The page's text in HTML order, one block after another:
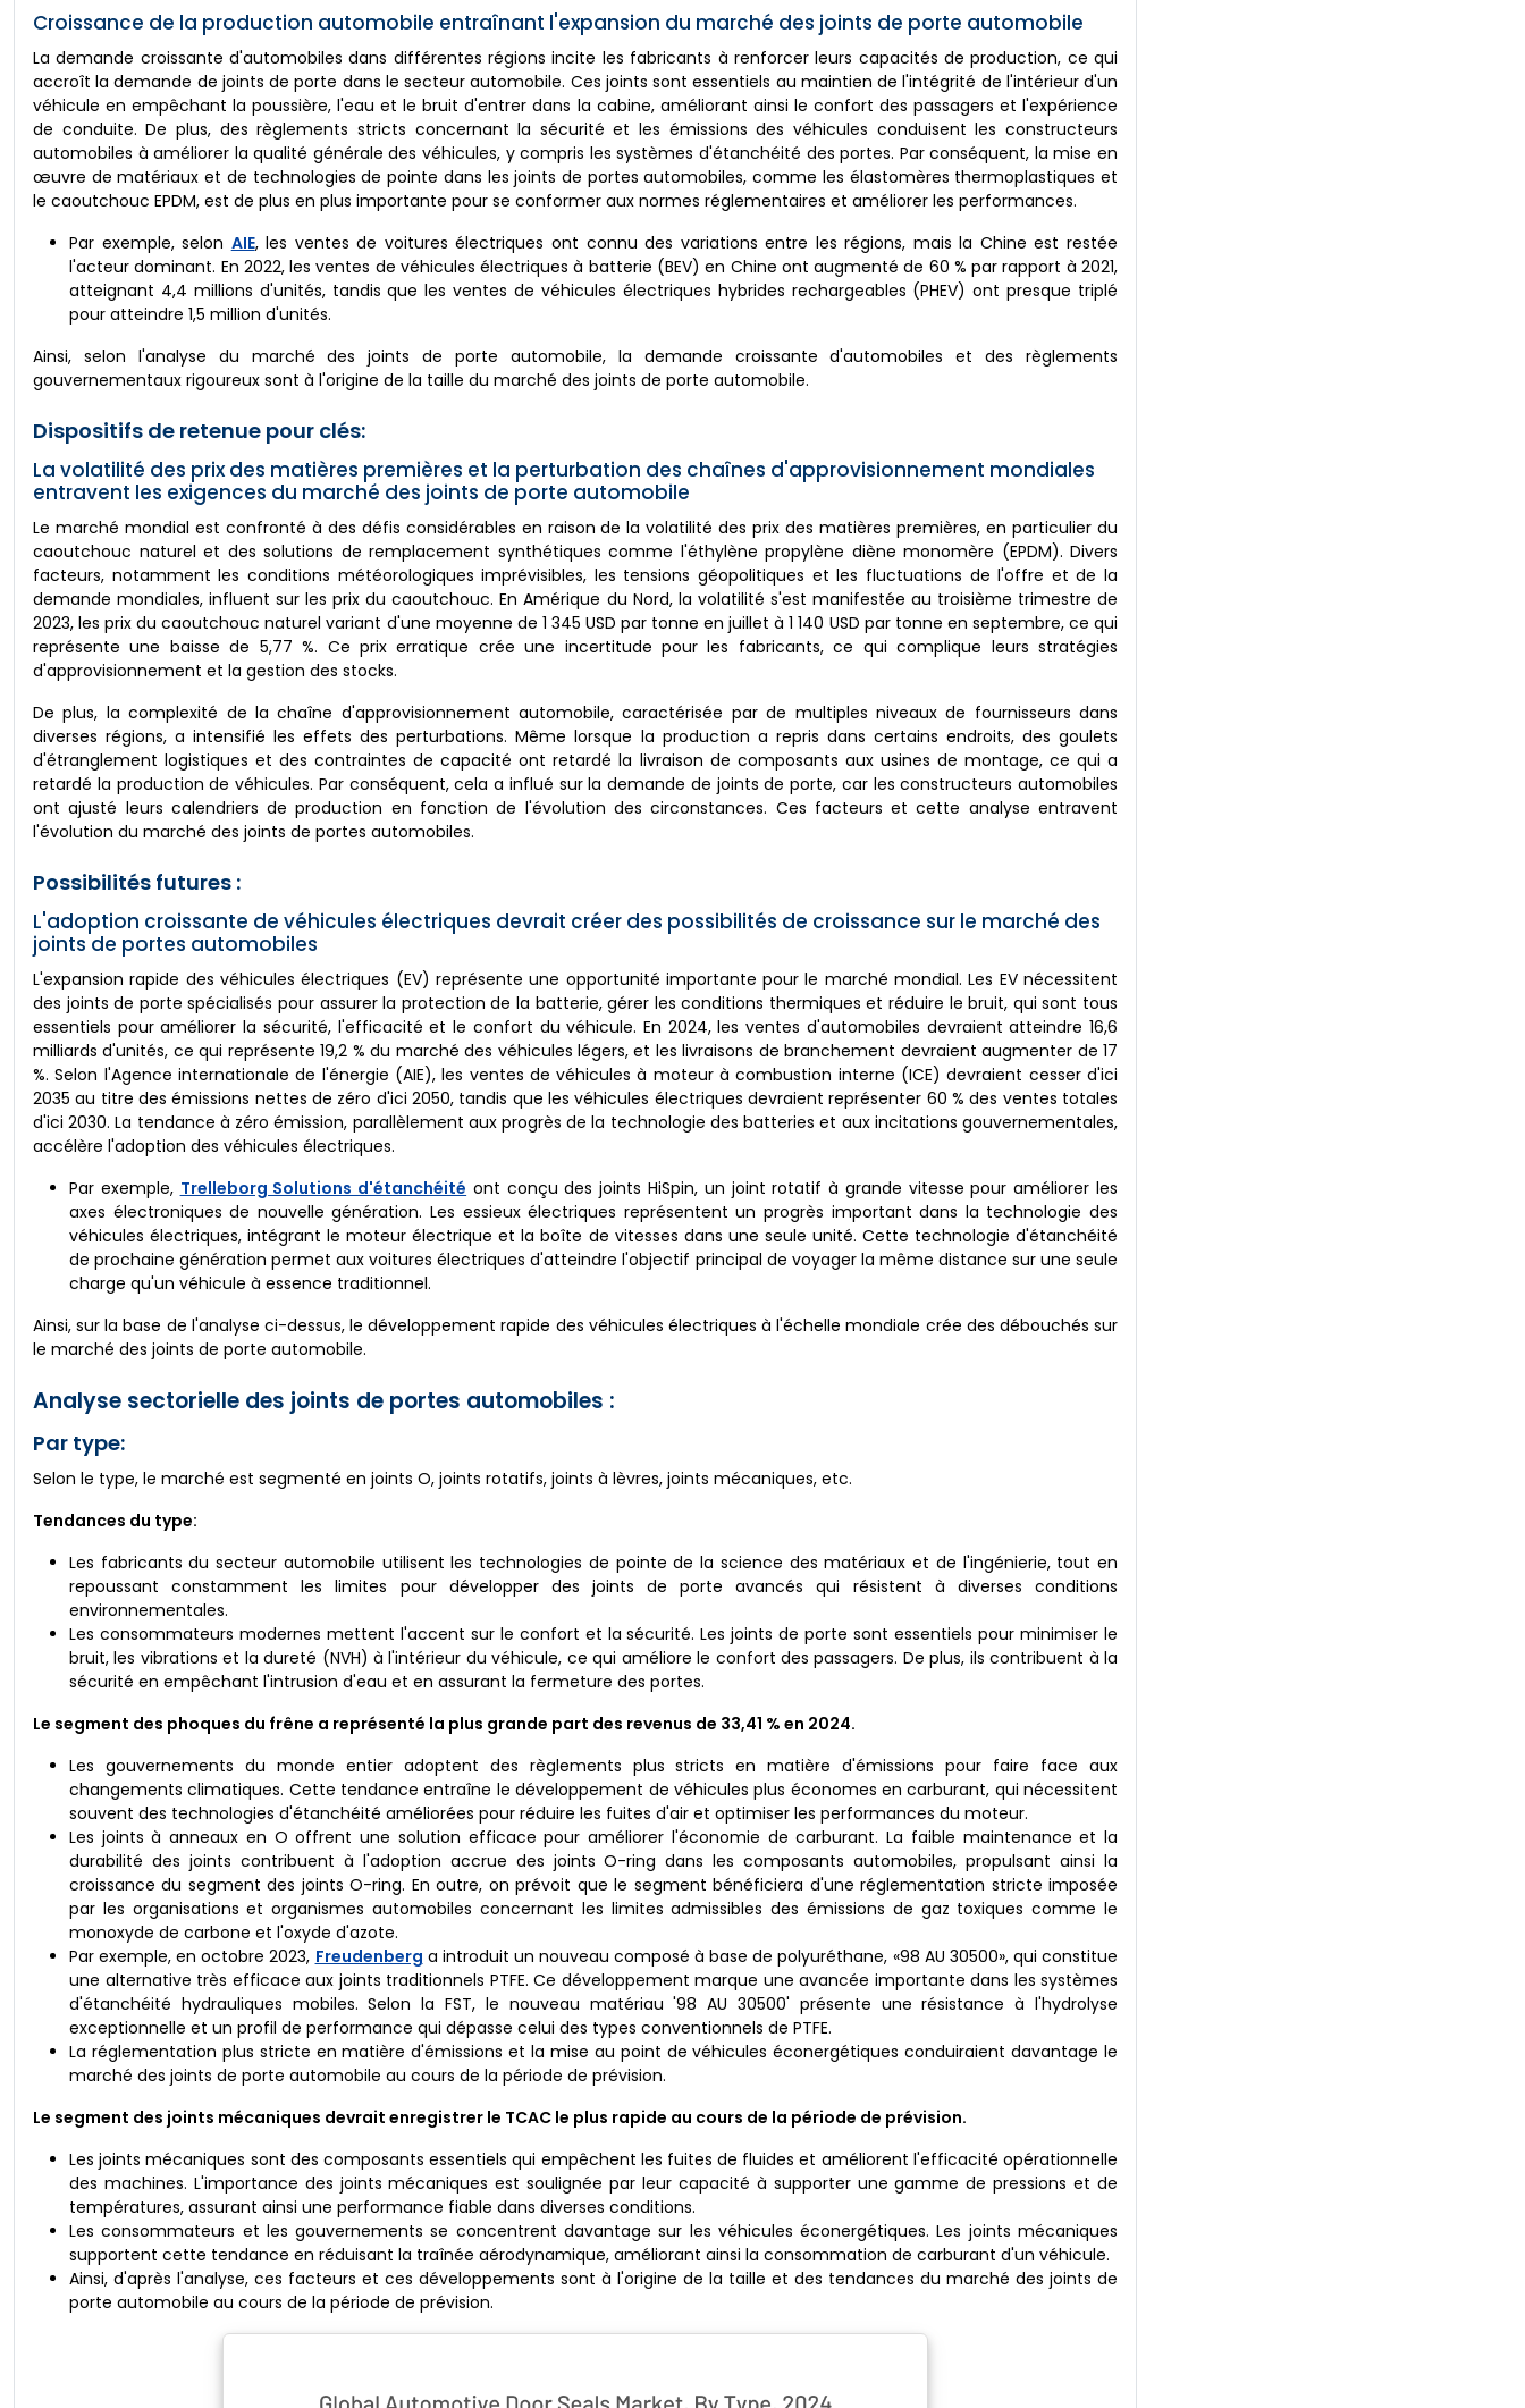
Croissance de la production automobile entraînant l'expansion du marché des joints de porte automobile
La demande croissante d'automobiles dans différentes régions incite les fabricants à renforcer leurs capacités de production, ce qui
accroît la demande de joints de porte dans le secteur automobile. Ces joints sont essentiels au maintien de l'intégrité de l'intérieur d'un
véhicule en empêchant la poussière, l'eau et le bruit d'entrer dans la cabine, améliorant ainsi le confort des passagers et l'expérience
de conduite. De plus, des règlements stricts concernant la sécurité et les émissions des véhicules conduisent les constructeurs
automobiles à améliorer la qualité générale des véhicules, y compris les systèmes d'étanchéité des portes. Par conséquent, la mise en
œuvre de matériaux et de technologies de pointe dans les joints de portes automobiles, comme les élastomères thermoplastiques et
le caoutchouc EPDM, est de plus en plus importante pour se conformer aux normes réglementaires et améliorer les performances.
Par exemple, selon AIE, les ventes de voitures électriques ont connu des variations entre les régions, mais la Chine est restée
l'acteur dominant. En 2022, les ventes de véhicules électriques à batterie (BEV) en Chine ont augmenté de 60 % par rapport à 2021,
atteignant 4,4 millions d'unités, tandis que les ventes de véhicules électriques hybrides rechargeables (PHEV) ont presque triplé
pour atteindre 1,5 million d'unités.
Ainsi, selon l'analyse du marché des joints de porte automobile, la demande croissante d'automobiles et des règlements
gouvernementaux rigoureux sont à l'origine de la taille du marché des joints de porte automobile.
Dispositifs de retenue pour clés:
La volatilité des prix des matières premières et la perturbation des chaînes d'approvisionnement mondiales
entravent les exigences du marché des joints de porte automobile
Le marché mondial est confronté à des défis considérables en raison de la volatilité des prix des matières premières, en particulier du
caoutchouc naturel et des solutions de remplacement synthétiques comme l'éthylène propylène diène monomère (EPDM). Divers
facteurs, notamment les conditions météorologiques imprévisibles, les tensions géopolitiques et les fluctuations de l'offre et de la
demande mondiales, influent sur les prix du caoutchouc. En Amérique du Nord, la volatilité s'est manifestée au troisième trimestre de
2023, les prix du caoutchouc naturel variant d'une moyenne de 1 345 USD par tonne en juillet à 1 140 USD par tonne en septembre, ce qui
représente une baisse de 5,77 %. Ce prix erratique crée une incertitude pour les fabricants, ce qui complique leurs stratégies
d'approvisionnement et la gestion des stocks.
De plus, la complexité de la chaîne d'approvisionnement automobile, caractérisée par de multiples niveaux de fournisseurs dans
diverses régions, a intensifié les effets des perturbations. Même lorsque la production a repris dans certains endroits, des goulets
d'étranglement logistiques et des contraintes de capacité ont retardé la livraison de composants aux usines de montage, ce qui a
retardé la production de véhicules. Par conséquent, cela a influé sur la demande de joints de porte, car les constructeurs automobiles
ont ajusté leurs calendriers de production en fonction de l'évolution des circonstances. Ces facteurs et cette analyse entravent
l'évolution du marché des joints de portes automobiles.
Possibilités futures :
L'adoption croissante de véhicules électriques devrait créer des possibilités de croissance sur le marché des
joints de portes automobiles
L'expansion rapide des véhicules électriques (EV) représente une opportunité importante pour le marché mondial. Les EV nécessitent
des joints de porte spécialisés pour assurer la protection de la batterie, gérer les conditions thermiques et réduire le bruit, qui sont tous
essentiels pour améliorer la sécurité, l'efficacité et le confort du véhicule. En 2024, les ventes d'automobiles devraient atteindre 16,6
milliards d'unités, ce qui représente 19,2 % du marché des véhicules légers, et les livraisons de branchement devraient augmenter de 17
%. Selon l'Agence internationale de l'énergie (AIE), les ventes de véhicules à moteur à combustion interne (ICE) devraient cesser d'ici
2035 au titre des émissions nettes de zéro d'ici 2050, tandis que les véhicules électriques devraient représenter 60 % des ventes totales
d'ici 2030. La tendance à zéro émission, parallèlement aux progrès de la technologie des batteries et aux incitations gouvernementales,
accélère l'adoption des véhicules électriques.
Par exemple, Trelleborg Solutions d'étanchéité ont conçu des joints HiSpin, un joint rotatif à grande vitesse pour améliorer les
axes électroniques de nouvelle génération. Les essieux électriques représentent un progrès important dans la technologie des
véhicules électriques, intégrant le moteur électrique et la boîte de vitesses dans une seule unité. Cette technologie d'étanchéité
de prochaine génération permet aux voitures électriques d'atteindre l'objectif principal de voyager la même distance sur une seule
charge qu'un véhicule à essence traditionnel.
Ainsi, sur la base de l'analyse ci-dessus, le développement rapide des véhicules électriques à l'échelle mondiale crée des débouchés sur
le marché des joints de porte automobile.
Analyse sectorielle des joints de portes automobiles :
Par type:
Selon le type, le marché est segmenté en joints O, joints rotatifs, joints à lèvres, joints mécaniques, etc.
Tendances du type:
Les fabricants du secteur automobile utilisent les technologies de pointe de la science des matériaux et de l'ingénierie, tout en
repoussant constamment les limites pour développer des joints de porte avancés qui résistent à diverses conditions
environnementales.
Les consommateurs modernes mettent l'accent sur le confort et la sécurité. Les joints de porte sont essentiels pour minimiser le
bruit, les vibrations et la dureté (NVH) à l'intérieur du véhicule, ce qui améliore le confort des passagers. De plus, ils contribuent à la
sécurité en empêchant l'intrusion d'eau et en assurant la fermeture des portes.
Le segment des phoques du frêne a représenté la plus grande part des revenus de 33,41 % en 2024.
Les gouvernements du monde entier adoptent des règlements plus stricts en matière d'émissions pour faire face aux
changements climatiques. Cette tendance entraîne le développement de véhicules plus économes en carburant, qui nécessitent
souvent des technologies d'étanchéité améliorées pour réduire les fuites d'air et optimiser les performances du moteur.
Les joints à anneaux en O offrent une solution efficace pour améliorer l'économie de carburant. La faible maintenance et la
durabilité des joints contribuent à l'adoption accrue des joints O-ring dans les composants automobiles, propulsant ainsi la
croissance du segment des joints O-ring. En outre, on prévoit que le segment bénéficiera d'une réglementation stricte imposée
par les organisations et organismes automobiles concernant les limites admissibles des émissions de gaz toxiques comme le
monoxyde de carbone et l'oxyde d'azote.
Par exemple, en octobre 2023, Freudenberg a introduit un nouveau composé à base de polyuréthane, «98 AU 30500», qui constitue
une alternative très efficace aux joints traditionnels PTFE. Ce développement marque une avancée importante dans les systèmes
d'étanchéité hydrauliques mobiles. Selon la FST, le nouveau matériau '98 AU 30500' présente une résistance à l'hydrolyse
exceptionnelle et un profil de performance qui dépasse celui des types conventionnels de PTFE.
La réglementation plus stricte en matière d'émissions et la mise au point de véhicules éconergétiques conduiraient davantage le
marché des joints de porte automobile au cours de la période de prévision.
Le segment des joints mécaniques devrait enregistrer le TCAC le plus rapide au cours de la période de prévision.
Les joints mécaniques sont des composants essentiels qui empêchent les fuites de fluides et améliorent l'efficacité opérationnelle
des machines. L'importance des joints mécaniques est soulignée par leur capacité à supporter une gamme de pressions et de
températures, assurant ainsi une performance fiable dans diverses conditions.
Les consommateurs et les gouvernements se concentrent davantage sur les véhicules éconergétiques. Les joints mécaniques
supportent cette tendance en réduisant la traînée aérodynamique, améliorant ainsi la consommation de carburant d'un véhicule.
Ainsi, d'après l'analyse, ces facteurs et ces développements sont à l'origine de la taille et des tendances du marché des joints de
porte automobile au cours de la période de prévision.